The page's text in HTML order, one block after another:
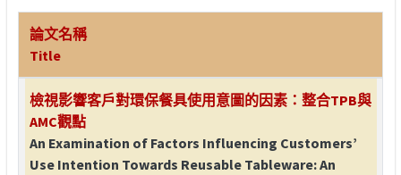
論文名稱
Title
檢視影響客戶對環保餐具使用意圖的因素：整合TPB與
AMC觀點
An Examination of Factors Influencing Customers’
Use Intention Towards Reusable Tableware: An